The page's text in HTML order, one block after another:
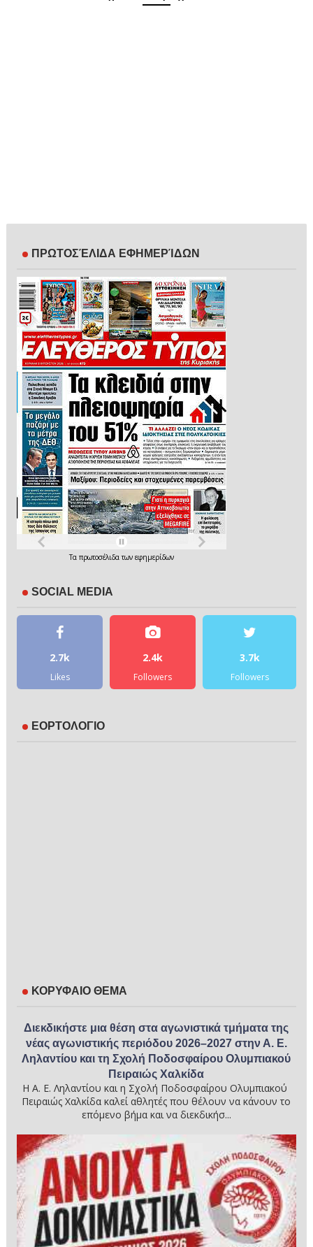
ΠΡΩΤΟΣΈΛΙΔΑ ΕΦΗΜΕΡΊΔΩΝ
Τα πρωτοσέλιδατων εφημερίδων
SOCIAL MEDIA
2.7k
Likes
2.4k
Followers
3.7k
Followers
ΕΟΡΤΟΛΟΓΙΟ
ΚΟΡΥΦΑΙΟ ΘΕΜΑ
Διεκδικήστε μια θέση στα αγωνιστικά τμήματα της
νέας αγωνιστικής περιόδου 2026–2027 στην Α. Ε.
Ληλαντίου και τη Σχολή Ποδοσφαίρου Ολυμπιακού
Πειραιώς Χαλκίδα
Η Α. Ε. Ληλαντίου και η Σχολή Ποδοσφαίρου Ολυμπιακού
Πειραιώς Χαλκίδα καλεί αθλητές που θέλουν να κάνουν το
επόμενο βήμα και να διεκδικήσ...